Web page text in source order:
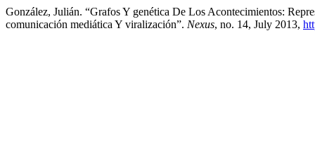
González, Julián. “Grafos Y genética De Los Acontecimientos:
comunicación mediática Y viralización”. Nexus, no. 14, July 2013,